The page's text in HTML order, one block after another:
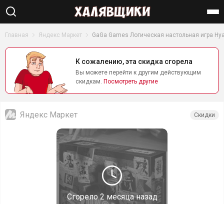
Найти
Главная Яндекс Маркет GaGa Games Логическая настольная игра
К сожалению, эта скидка сгорела
Вы можете перейти к другим действующим
скидкам. Посмотреть другие
Сгорело2 месяца назад
Яндекс Маркет Скидки